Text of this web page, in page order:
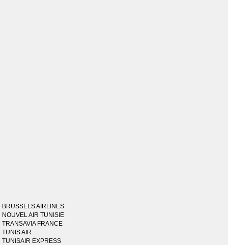
BRUSSELS AIRLINES
NOUVEL AIR TUNISIE
TRANSAVIA FRANCE
TUNIS AIR
TUNISAIR EXPRESS